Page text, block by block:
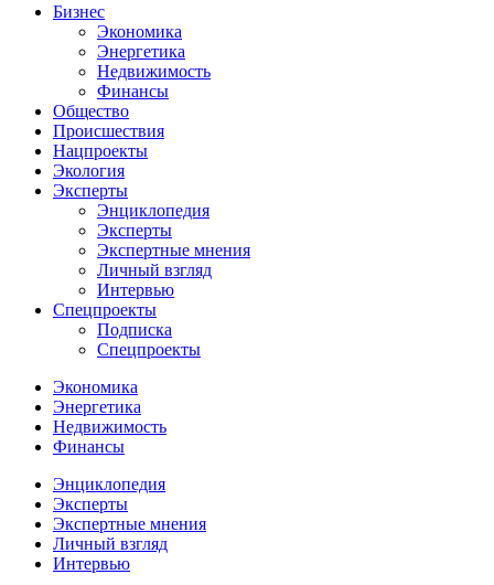
Бизнес
Экономика
Энергетика
Недвижимость
Финансы
Общество
Происшествия
Нацпроекты
Экология
Эксперты
Энциклопедия
Эксперты
Экспертные мнения
Личный взгляд
Интервью
Спецпроекты
Подписка
Спецпроекты
Экономика
Энергетика
Недвижимость
Финансы
Энциклопедия
Эксперты
Экспертные мнения
Личный взгляд
Интервью